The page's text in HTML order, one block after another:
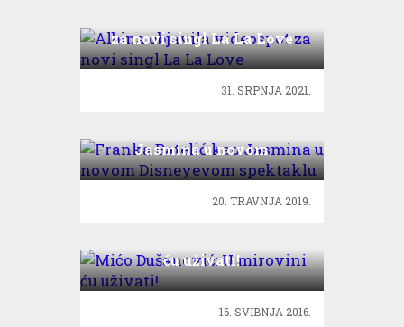
za novi singl La La Love
31. SRPNJA 2021.
Jasmina u novom
Disneyevom spektaklu
20. TRAVNJA 2019.
ću uživati!
16. SVIBNJA 2016.